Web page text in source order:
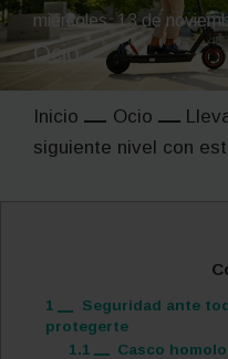
miércoles, 13 de
Ocio
Inicio Ocio
siguiente nivel con
1
Seguridad ante
protegerte
1.1
Casco